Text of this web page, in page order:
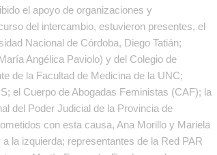
el apoyo de organizaciones y
del intercambio, estuvieron presentes, el
Nacional de Córdoba, Diego Tatián;
Angélica Paviolo) y del Colegio de
de la Facultad de Medicina de la UNC;
el Cuerpo de Abogadas Feministas (CAF); la
del Poder Judicial de la Provincia de
con esta causa, Ana Morillo y Mariela
la izquierda; representantes de la Red PAR